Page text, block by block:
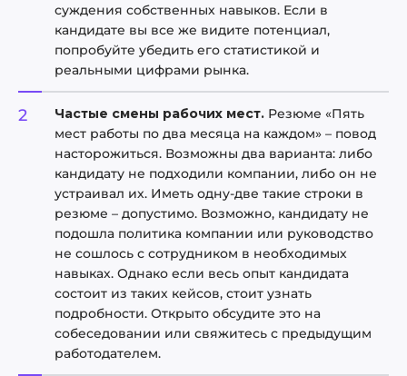
суждения собственных навыков. Если в
кандидате вы все же видите потенциал,
попробуйте убедить его статистикой и
реальными цифрами рынка.
Частые смены рабочих мест. Резюме «Пять
мест работы по два месяца на каждом» – повод
насторожиться. Возможны два варианта: либо
кандидату не подходили компании, либо он не
устраивал их. Иметь одну-две такие строки в
резюме – допустимо. Возможно, кандидату не
подошла политика компании или руководство
не сошлось с сотрудником в необходимых
навыках. Однако если весь опыт кандидата
состоит из таких кейсов, стоит узнать
подробности. Открыто обсудите это на
собеседовании или свяжитесь с предыдущим
работодателем.